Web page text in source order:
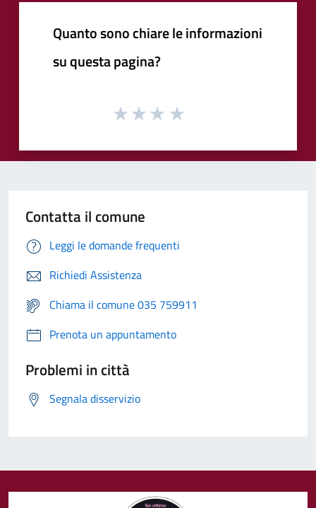
Quanto sono chiare le informazioni
su questa pagina?
Contatta il comune
Leggi le domande frequenti
Richiedi Assistenza
Chiama il comune 035 759911
Prenota un appuntamento
Problemi in città
Segnala disservizio